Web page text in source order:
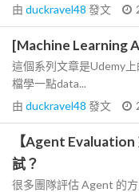
由 duckravel48 發文
[Machine Learning
這個系列文章是Udemy
檔學一點data...
由 duckravel48 發文
【Agent
試？
很多團隊評估 Agent 的